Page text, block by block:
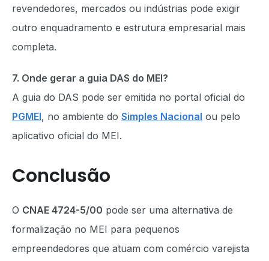
revendedores, mercados ou indústrias pode exigir
outro enquadramento e estrutura empresarial mais
completa.
7. Onde gerar a guia DAS do MEI?
A guia do DAS pode ser emitida no portal oficial do
PGMEI, no ambiente do Simples Nacional ou pelo
aplicativo oficial do MEI.
Conclusão
O CNAE 4724-5/00 pode ser uma alternativa de
formalização no MEI para pequenos
empreendedores que atuam com comércio varejista